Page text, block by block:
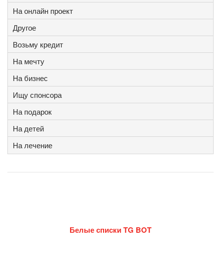
На онлайн проект
Другое
Возьму кредит
На мечту
На бизнес
Ищу спонсора
На подарок
На детей
На лечение
Белые списки TG BOT